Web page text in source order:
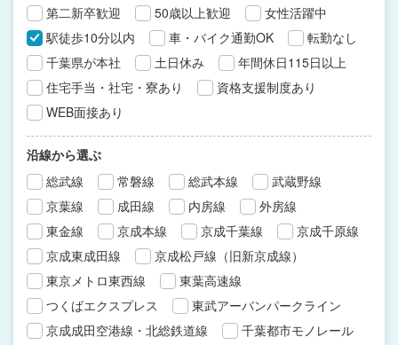
第二新卒歓迎
50歳以上歓迎
女性活躍中
駅徒歩10分以内
車・バイク通勤OK
転勤なし
千葉県が本社
土日休み
年間休日115日以上
住宅手当・社宅・寮あり
資格支援制度あり
WEB面接あり
沿線から選ぶ
総武線
常磐線 総武本線
武蔵野線
京葉線
成田線 内房線
外房線
東金線
京成本線 京成千葉線
京成千原線
京成東成田線
京成松戸線（旧新京成線）
東京メトロ東西線
東葉高速線
つくばエクスプレス
東武アーバンパークライン
京成成田空港線・北総鉄道線
千葉都市モノレール